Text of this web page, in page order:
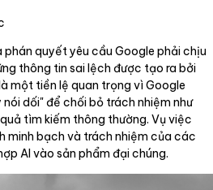
phán quyết yêu cầu Google phải chịu
thông tin sai lệch được tạo ra bởi
một tiền lệ quan trọng vì Google
dối" để chối bỏ trách nhiệm như
tìm kiếm thông thường. Vụ việc
minh bạch và trách nhiệm của các
AI vào sản phẩm đại chúng.